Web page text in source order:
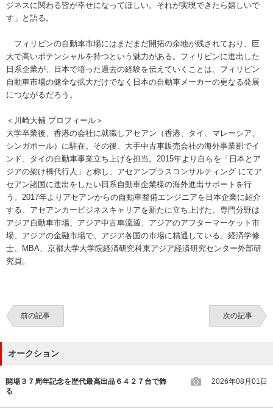
ジネスに関わる皆が幸せになってほしい。それが実現できたら嬉しいで
す」と語る。
フィリピンの自動車市場にはまだまだ開拓の余地が残されており、巨
大で高いポテンシャルを持つという魅力がある。フィリピンに進出した
日系企業が、日本で培った過去の経験を伝えていくことは、フィリピン
自動車市場の健全な拡大だけでなく日本の自動車メーカーの更なる発展
につながるだろう。
＜川崎大輔 プロフィール＞
大学卒業後、香港の会社に就職しアセアン（香港、タイ、マレーシア、
シンガポール）に駐在。その後、大手中古車販売会社の海外事業部でイ
ンド、タイの自動車事業立ち上げを担当。2015年より自らを「日本とア
ジアの架け橋代行人」と称し、アセアンプラスコンサルティング にてア
セアン諸国に進出をしたい日系自動車企業様の海外進出サポートを行
う。2017年よりアセアンからの自動車整備エンジニアを日本企業に紹介
する、アセアンカービジネスキャリアを新たに立ち上げた。専門分野は
アジア自動車市場、アジア中古車流通、アジアのアフターマーケット市
場、アジアの金融市場で、アジア各国の市場に精通している。経済学修
士、MBA、京都大学大学院経済研究科東アジア経済研究センター外部研
究員。
前の記事 次の記事
オークション
開場３７周年記念を歴代最高出品６４２７台で飾
る
2026年08月01日